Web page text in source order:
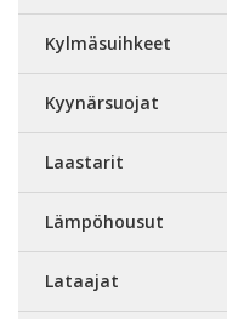
Kylmäsuihkeet
Kyynärsuojat
Laastarit
Lämpöhousut
Lataajat